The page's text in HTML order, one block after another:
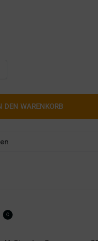
DEN WARENKORB
0